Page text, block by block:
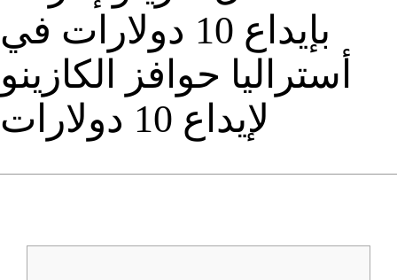
بإيداع 10 دولارات في
أستراليا حوافز الكازينو
لإيداع 10 دولارات